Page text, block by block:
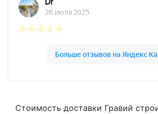
Стоимость доставки Гравий